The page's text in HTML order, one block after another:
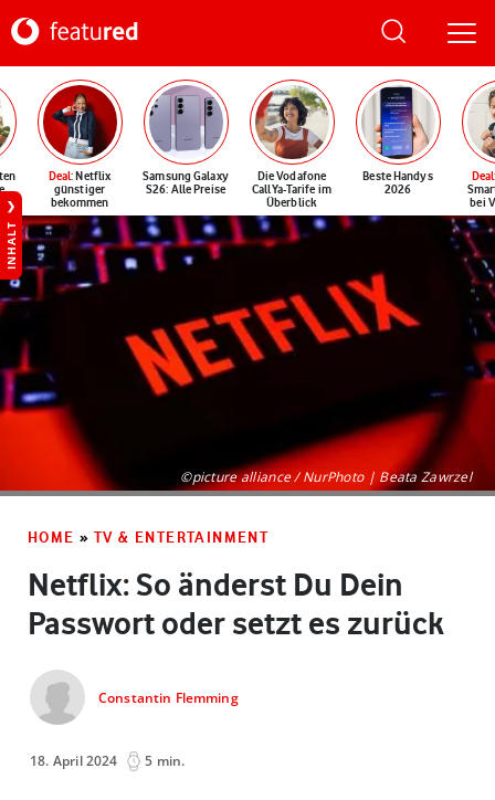
Deal: Netflix
günstiger
bekommen
Samsung Galaxy
S26: Alle Preise
Die Vodafone
CallYa-Tarife im
Überblick
Beste Handys
2026
Deal
bei
INHALT
©picture alliance / NurPhoto | Beata Zawrzel
HOME » TV & ENTERTAINMENT
Netflix: So änderst Du Dein
Passwort oder setzt es zurück
Constantin Flemming
18. April 2024 5 min.